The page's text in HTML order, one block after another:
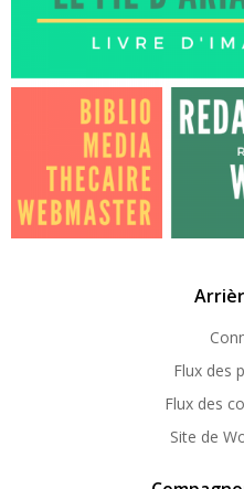
Flux des
Flux des
Site de